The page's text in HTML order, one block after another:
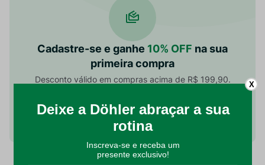
Cadastre-se e ganhe 10% OFF na sua
primeira compra
Desconto válido em compras acima de R$ 199,90.
Estou ciente e de acordo com a Política de Privacidade.
X